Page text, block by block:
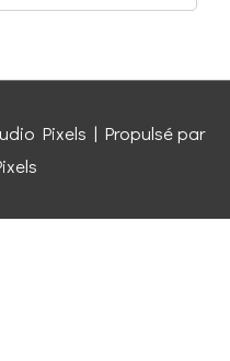
Pixels | Propulsé par